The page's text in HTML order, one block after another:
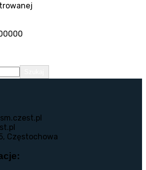
Częstochowa